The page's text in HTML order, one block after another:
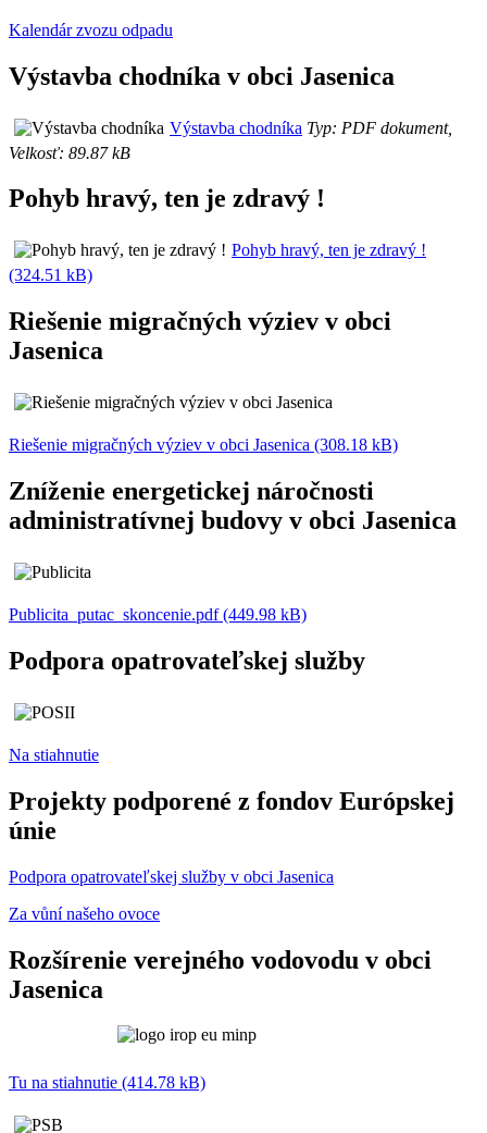
Kalendár zvozu odpadu
Výstavba chodníka v obci Jasenica
Výstavba chodníka Typ: PDF dokument,
Velkosť: 89.87 kB
Pohyb hravý, ten je zdravý !
Pohyb hravý, ten je zdravý !
(324.51 kB)
Riešenie migračných výziev v obci
Jasenica
Riešenie migračných výziev v obci Jasenica (308.18 kB)
Zníženie energetickej náročnosti
administratívnej budovy v obci Jasenica
Publicita_putac_skoncenie.pdf (449.98 kB)
Podpora opatrovateľskej služby
Na stiahnutie
Projekty podporené z fondov Európskej
únie
Podpora opatrovateľskej služby v obci Jasenica
Za vůní našeho ovoce
Rozšírenie verejného vodovodu v obci
Jasenica
Tu na stiahnutie (414.78 kB)